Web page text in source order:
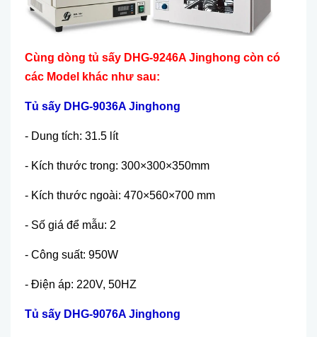
Cùng dòng tủ sấy DHG-9246A Jinghong còn có
các Model khác như sau:
Tủ sấy DHG-9036A Jinghong
- Dung tích: 31.5 lít
- Kích thước trong: 300×300×350mm
- Kích thước ngoài: 470×560×700 mm
- Số giá để mẫu: 2
- Công suất: 950W
- Điện áp: 220V, 50HZ
Tủ sấy DHG-9076A Jinghong